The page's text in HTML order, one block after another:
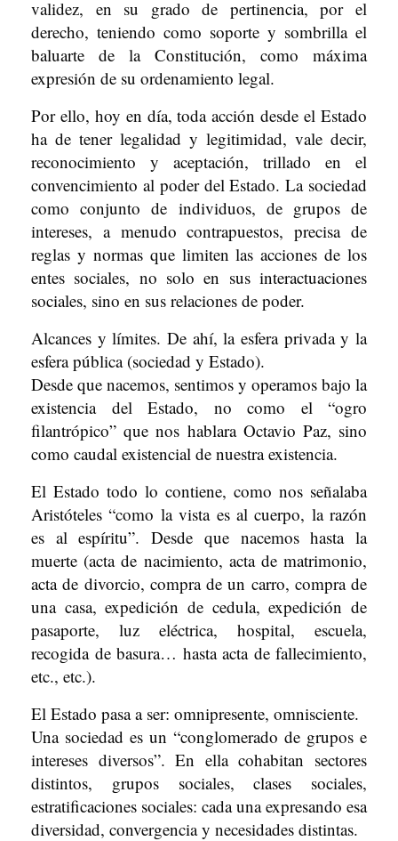
validez, en su grado de pertinencia, por el
derecho, teniendo como soporte y sombrilla el
baluarte de la Constitución, como máxima
expresión de su ordenamiento legal.
Por ello, hoy en día, toda acción desde el Estado
ha de tener legalidad y legitimidad, vale decir,
reconocimiento y aceptación, trillado en el
convencimiento al poder del Estado. La sociedad
como conjunto de individuos, de grupos de
intereses, a menudo contrapuestos, precisa de
reglas y normas que limiten las acciones de los
entes sociales, no solo en sus interactuaciones
sociales, sino en sus relaciones de poder.
Alcances y límites. De ahí, la esfera privada y la
esfera pública (sociedad y Estado).
Desde que nacemos, sentimos y operamos bajo la
existencia del Estado, no como el “ogro
filantrópico” que nos hablara Octavio Paz, sino
como caudal existencial de nuestra existencia.
El Estado todo lo contiene, como nos señalaba
Aristóteles “como la vista es al cuerpo, la razón
es al espíritu”. Desde que nacemos hasta la
muerte (acta de nacimiento, acta de matrimonio,
acta de divorcio, compra de un carro, compra de
una casa, expedición de cedula, expedición de
pasaporte, luz eléctrica, hospital, escuela,
recogida de basura… hasta acta de fallecimiento,
etc., etc.).
El Estado pasa a ser: omnipresente, omnisciente.
Una sociedad es un “conglomerado de grupos e
intereses diversos”. En ella cohabitan sectores
distintos, grupos sociales, clases sociales,
estratificaciones sociales: cada una expresando esa
diversidad, convergencia y necesidades distintas.